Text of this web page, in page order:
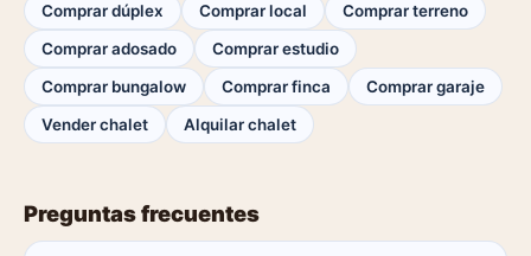
Comprar dúplex
Comprar local
Comprar terreno
Comprar adosado
Comprar estudio
Comprar bungalow
Comprar finca
Comprar garaje
Vender chalet
Alquilar chalet
Preguntas frecuentes